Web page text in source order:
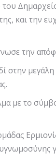
και την
την
με το